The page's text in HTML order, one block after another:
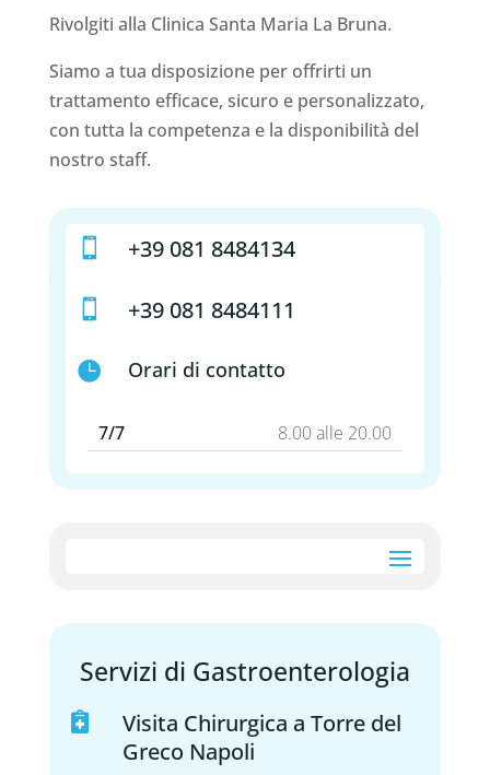
Rivolgiti alla Clinica Santa Maria La Bruna.
Siamo a tua disposizione per offrirti un
trattamento efficace, sicuro e personalizzato,
con tutta la competenza e la disponibilità del
nostro staff.
 +39 081 8484134
 +39 081 8484111
 Orari di contatto
7/7 8.00 alle 20.00
Servizi di Gastroenterologia

Visita Chirurgica a Torre del
Greco Napoli